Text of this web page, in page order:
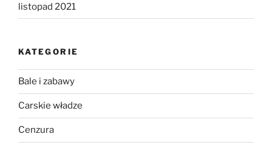
listopad 2021
KATEGORIE
Bale i zabawy
Carskie władze
Cenzura